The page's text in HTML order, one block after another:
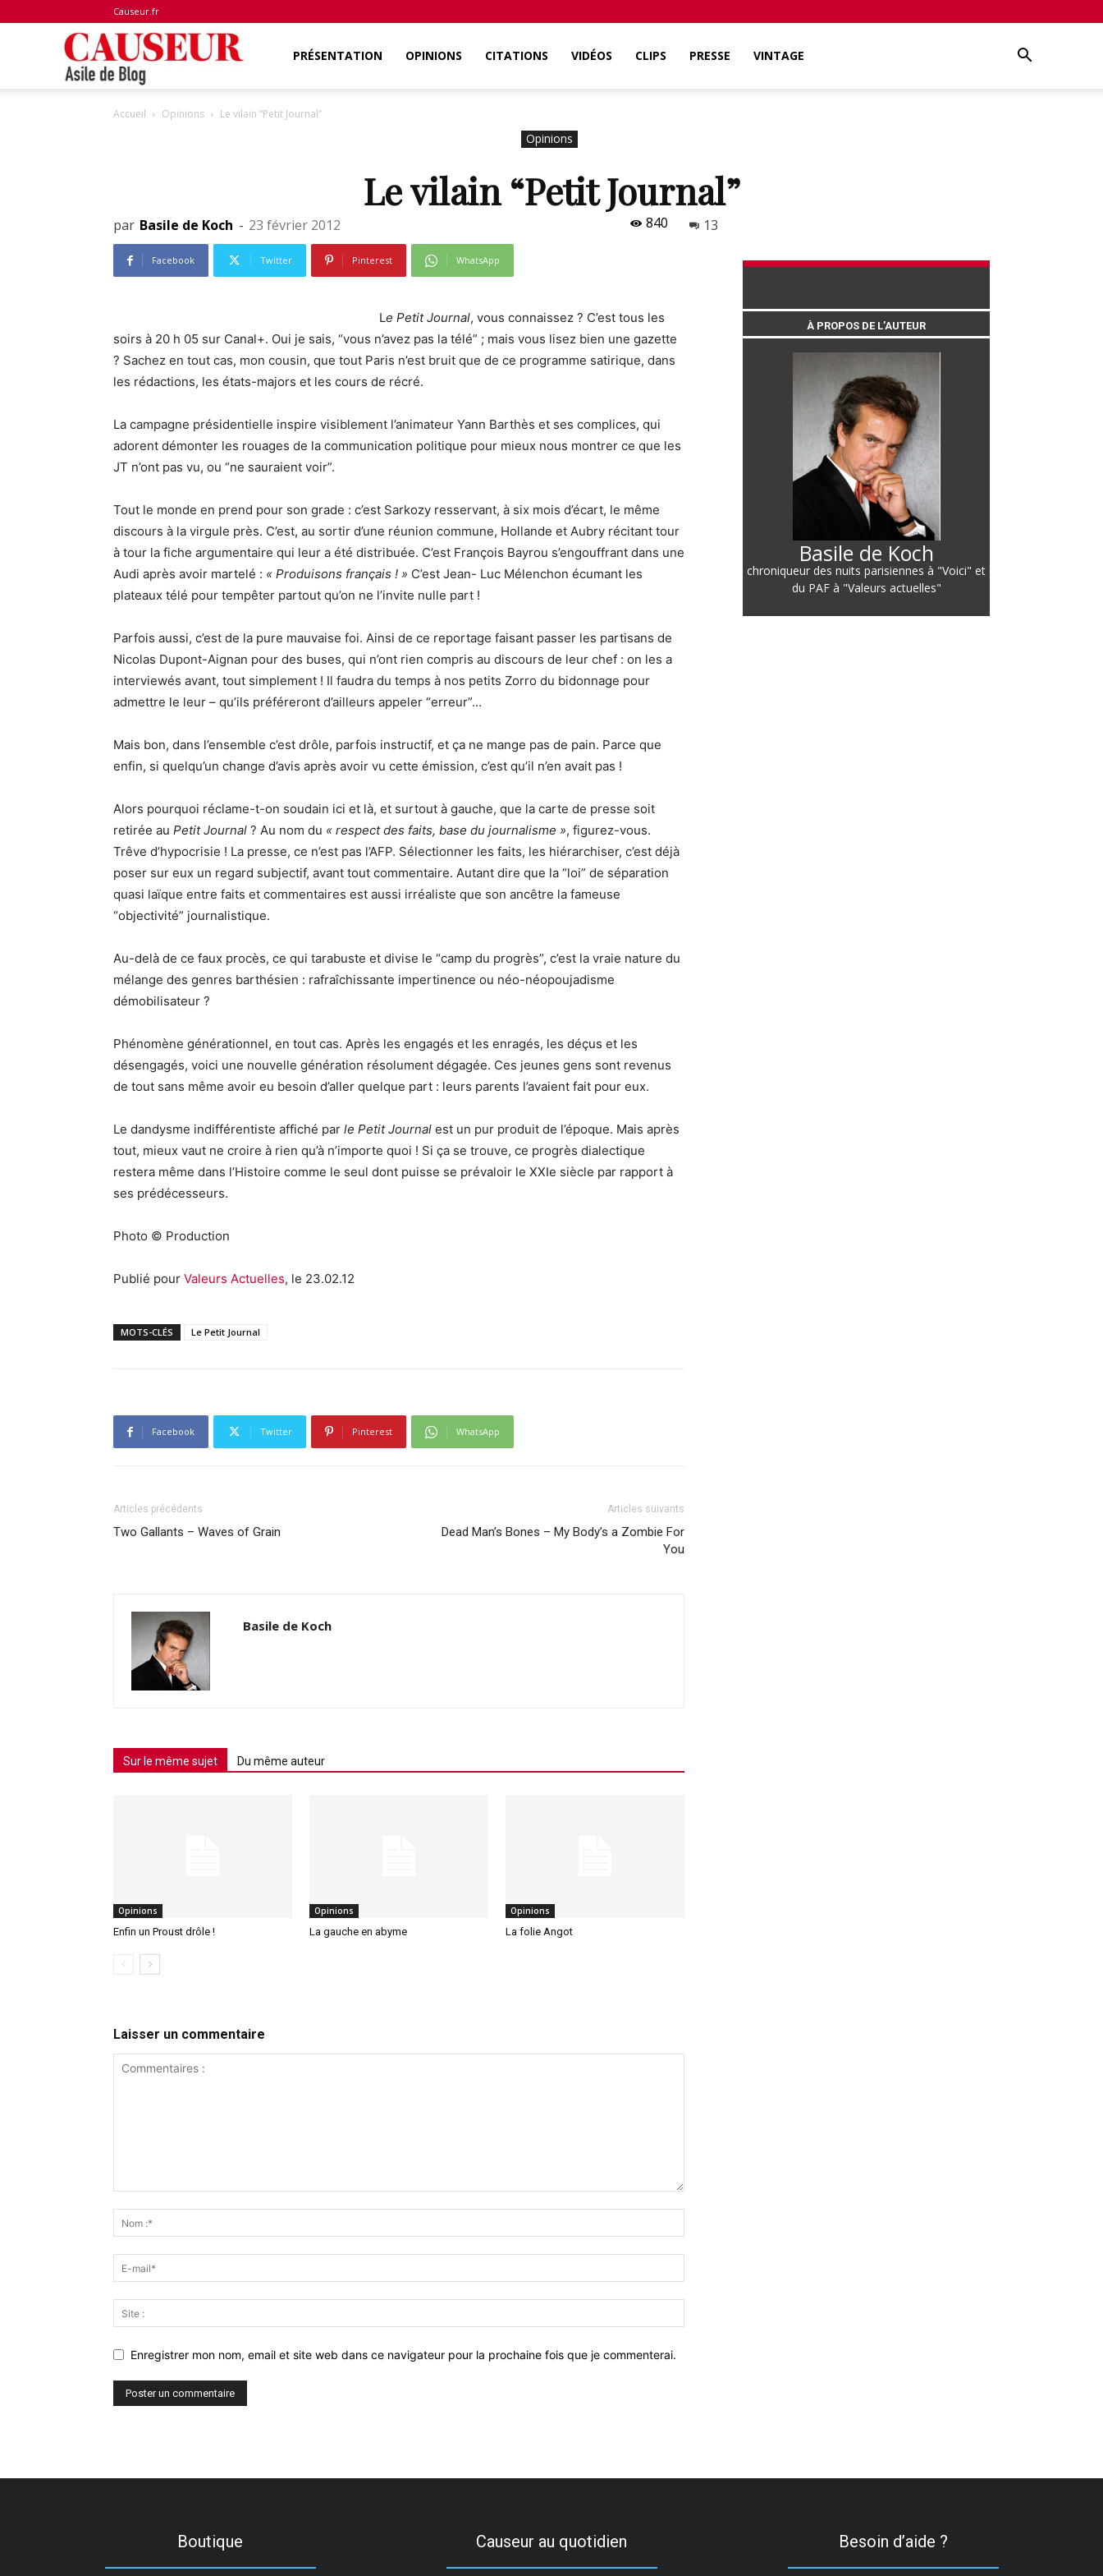
Causeur.fr
de
PRÉSENTATION OPINIONS CITATIONS VIDÉOS CLIPS PRESSE VINTAGE
Accueil Opinions Le vilain “Petit Journal”
Opinions
Le vilain “Petit Journal”
par Basile de Koch - 23 février 2012 840 13
Facebook Twitter Pinterest WhatsApp
Le Petit Journal, vous connaissez ? C’est tous les
soirs à 20 h 05 sur Canal+. Oui je sais, “vous n’avez pas la télé” ; mais vous lisez bien une gazette
? Sachez en tout cas, mon cousin, que tout Paris n’est bruit que de ce programme satirique, dans
les rédactions, les états-majors et les cours de récré.
La campagne présidentielle inspire visiblement l’animateur Yann Barthès et ses complices, qui
adorent démonter les rouages de la communication politique pour mieux nous montrer ce que les
JT n’ont pas vu, ou “ne sauraient voir”.
Tout le monde en prend pour son grade : c’est Sarkozy resservant, à six mois d’écart, le même
discours à la virgule près. C’est, au sortir d’une réunion commune, Hollande et Aubry récitant tour
à tour la fiche argumentaire qui leur a été distribuée. C’est François Bayrou s’engouffrant dans une
Audi après avoir martelé : « Produisons français ! » C’est Jean- Luc Mélenchon écumant les
plateaux télé pour tempêter partout qu’on ne l’invite nulle part !
Parfois aussi, c’est de la pure mauvaise foi. Ainsi de ce reportage faisant passer les partisans de
Nicolas Dupont-Aignan pour des buses, qui n’ont rien compris au discours de leur chef : on les a
interviewés avant, tout simplement ! Il faudra du temps à nos petits Zorro du bidonnage pour
admettre le leur – qu’ils préféreront d’ailleurs appeler “erreur”…
Mais bon, dans l’ensemble c’est drôle, parfois instructif, et ça ne mange pas de pain. Parce que
enfin, si quelqu’un change d’avis après avoir vu cette émission, c’est qu’il n’en avait pas !
Alors pourquoi réclame-t-on soudain ici et là, et surtout à gauche, que la carte de presse soit
retirée au Petit Journal ? Au nom du « respect des faits, base du journalisme », figurez-vous.
Trêve d’hypocrisie ! La presse, ce n’est pas l’AFP. Sélectionner les faits, les hiérarchiser, c’est déjà
poser sur eux un regard subjectif, avant tout commentaire. Autant dire que la “loi” de séparation
quasi laïque entre faits et commentaires est aussi irréaliste que son ancêtre la fameuse
“objectivité” journalistique.
Au-delà de ce faux procès, ce qui tarabuste et divise le “camp du progrès”, c’est la vraie nature du
mélange des genres barthésien : rafraîchissante impertinence ou néo-néopoujadisme
démobilisateur ?
Phénomène générationnel, en tout cas. Après les engagés et les enragés, les déçus et les
désengagés, voici une nouvelle génération résolument dégagée. Ces jeunes gens sont revenus
de tout sans même avoir eu besoin d’aller quelque part : leurs parents l’avaient fait pour eux.
Le dandysme indifférentiste affiché par le Petit Journal est un pur produit de l’époque. Mais après
tout, mieux vaut ne croire à rien qu’à n’importe quoi ! Si ça se trouve, ce progrès dialectique
restera même dans l’Histoire comme le seul dont puisse se prévaloir le XXIe siècle par rapport à
ses prédécesseurs.
Photo © Production
Publié pour Valeurs Actuelles, le 23.02.12
MOTS-CLÉS Le Petit Journal
Facebook Twitter Pinterest WhatsApp
Articles précédents
Two Gallants – Waves of Grain
Articles suivants
Dead Man’s Bones – My Body’s a Zombie For
You
Basile de Koch
Sur le même sujet Du même auteur
Opinions
Enfin un Proust drôle !
Opinions
La gauche en abyme
Opinions
La folie Angot
Laisser un commentaire
Enregistrer mon nom, email et site web dans ce navigateur pour la prochaine fois que je commenterai.
À PROPOS DE L’AUTEUR
Basile de Koch
chroniqueur des nuits parisiennes à "Voici" et
du PAF à "Valeurs actuelles"
Boutique Causeur au quotidien Besoin d’aide ?